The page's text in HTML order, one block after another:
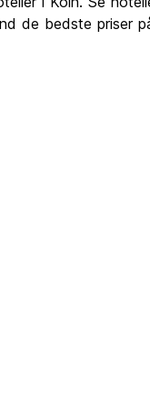
de bedste priser